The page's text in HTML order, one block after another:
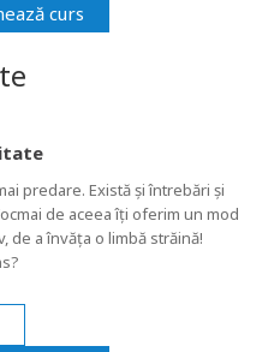
curs
predare. Există și întrebări și
de aceea îți oferim un mod
de a învăța o limbă străină!